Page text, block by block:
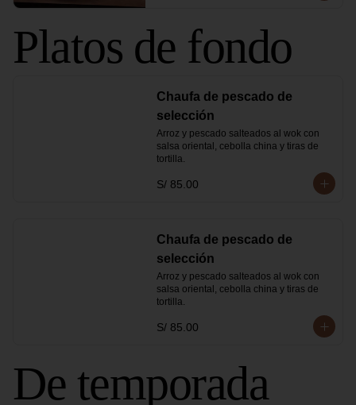
Platos de fondo
Chaufa de pescado de
selección
Arroz y pescado salteados al wok con
salsa oriental, cebolla china y tiras de
tortilla.
S/ 85.00
Chaufa de pescado de
selección
Arroz y pescado salteados al wok con
salsa oriental, cebolla china y tiras de
tortilla.
S/ 85.00
De temporada